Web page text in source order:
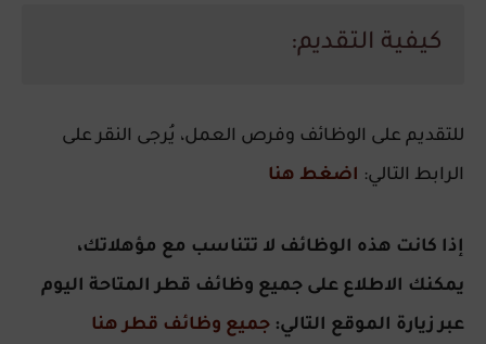
كيفية التقديم:
للتقديم على الوظائف وفرص العمل، يُرجى النقر على
الرابط التالي: اضغط هنا
إذا كانت هذه الوظائف لا تتناسب مع مؤهلاتك،
يمكنك الاطلاع على جميع وظائف قطر المتاحة اليوم
عبر زيارة الموقع التالي: جميع وظائف قطر هنا